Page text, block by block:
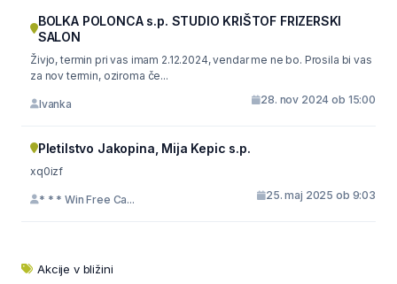
BOLKA POLONCA s.p. STUDIO KRIŠTOF FRIZERSKI
SALON
Živjo, termin pri vas imam 2.12.2024, vendar me ne bo. Prosila bi vas
za nov termin, oziroma če...
Ivanka 28. nov 2024 ob 15:00
Pletilstvo Jakopina, Mija Kepic s.p.
xq0izf
* * * Win Free Ca... 25. maj 2025 ob 9:03
Akcije v bližini